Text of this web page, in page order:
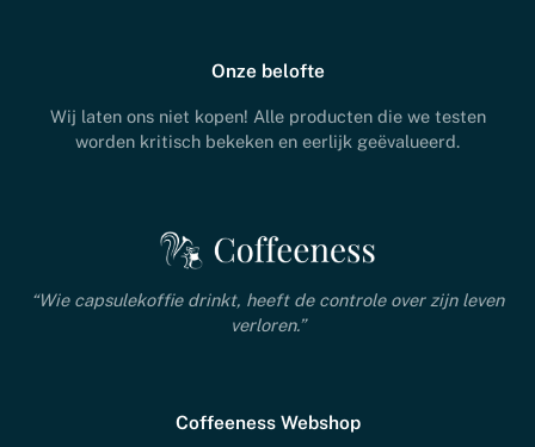
Onze belofte
Wij laten ons niet kopen! Alle producten die we testen
worden kritisch bekeken en eerlijk geëvalueerd.
“Wie capsulekoffie drinkt, heeft de controle over zijn leven
verloren.”
Coffeeness Webshop